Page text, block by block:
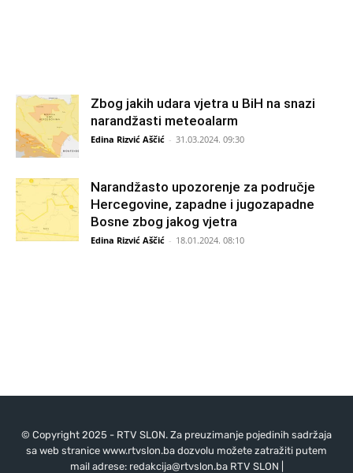
Zbog jakih udara vjetra u BiH na snazi
narandžasti meteoalarm
Edina Rizvić Aščić - 31.03.2024. 09:30
Narandžasto upozorenje za područje
Hercegovine, zapadne i jugozapadne
Bosne zbog jakog vjetra
Edina Rizvić Aščić - 18.01.2024. 08:10
© Copyright 2025 - RTV SLON. Za preuzimanje pojedinih sadržaja
sa web stranice www.rtvslon.ba dozvolu možete zatražiti putem
mail adrese: redakcija@rtvslon.baRTV SLON |